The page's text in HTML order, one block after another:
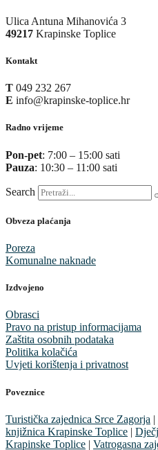
Ulica Antuna Mihanovića 3
49217 Krapinske Toplice
Kontakt
T 049 232 267
E info@krapinske-toplice.hr
Radno vrijeme
Pon-pet: 7:00 – 15:00 sati
Pauza: 10:30 – 11:00 sati
Search
Obveza plaćanja
Poreza
Komunalne naknade
Izdvojeno
Obrasci
Pravo na pristup informacijama
Zaštita osobnih podataka
Politika kolačića
Uvjeti korištenja i privatnost
Poveznice
Turistička zajednica Srce Zagorja |
knjižnica Krapinske Toplice |
Krapinske Toplice | Vatrogasna